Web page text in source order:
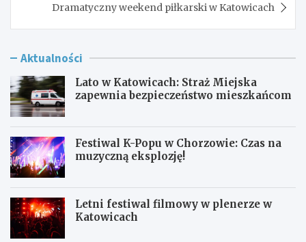
Dramatyczny weekend piłkarski w Katowicach
Aktualności
Lato w Katowicach: Straż Miejska
zapewnia bezpieczeństwo mieszkańcom
Festiwal K-Popu w Chorzowie: Czas na
muzyczną eksplozję!
Letni festiwal filmowy w plenerze w
Katowicach